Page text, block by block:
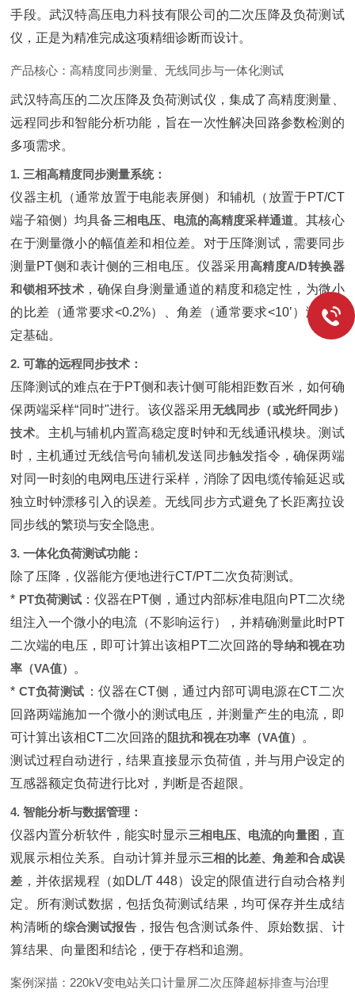
手段。武汉特高压电力科技有限公司的二次压降及负荷测试
仪，正是为精准完成这项精细诊断而设计。
产品核心：高精度同步测量、无线同步与一体化测试
武汉特高压的二次压降及负荷测试仪，集成了高精度测量、
远程同步和智能分析功能，旨在一次性解决回路参数检测的
多项需求。
1. 三相高精度同步测量系统：
仪器主机（通常放置于电能表屏侧）和辅机（放置于PT/CT
端子箱侧）均具备‌三相电压、电流的高精度采样通道‌。其核心
在于测量微小的幅值差和相位差。对于压降测试，需要同步
测量PT侧和表计侧的三相电压。仪器采用‌ 高精度A/D转换器
和锁相环技术 ‌，确保自身测量通道的精度和稳定性，为微小
的比差（通常要求<0.2%）、角差（通常要求<10’）测量奠
定基础。
2. 可靠的远程同步技术：
压降测试的难点在于PT侧和表计侧可能相距数百米，如何确
保两端采样“同时"进行。该仪器采用‌ 无线同步（或光纤同步）
技术‌。主机与辅机内置高稳定度时钟和无线通讯模块。测试
时，主机通过无线信号向辅机发送同步触发指令，确保两端
对同一时刻的电网电压进行采样，消除了因电缆传输延迟或
独立时钟漂移引入的误差。无线同步方式避免了长距离拉设
同步线的繁琐与安全隐患。
3. 一体化负荷测试功能：
除了压降，仪器能方便地进行CT/PT二次负荷测试。
* ‌ PT负荷测试‌：仪器在PT侧，通过内部标准电阻向PT二次绕
组注入一个微小的电流（不影响运行），并精确测量此时PT
二次端的电压，即可计算出该相PT二次回路的‌导纳和视在功
率（VA值） ‌。
* ‌CT负荷测试 ‌：仪器在CT侧，通过内部可调电源在CT二次
回路两端施加一个微小的测试电压，并测量产生的电流，即
可计算出该相CT二次回路的‌阻抗和视在功率（VA值） ‌。
测试过程自动进行，结果直接显示负荷值，并与用户设定的
互感器额定负荷进行比对，判断是否超限。
4. 智能分析与数据管理：
仪器内置分析软件，能实时显示‌三相电压、电流的向量图 ‌，直
观展示相位关系。自动计算并显示‌三相的比差、角差和合成误
差 ‌，并依据规程（如DL/T 448）设定的限值进行自动合格判
定。所有测试数据，包括负荷测试结果，均可保存并生成结
构清晰的‌综合测试报告‌，报告包含测试条件、原始数据、计
算结果、向量图和结论，便于存档和追溯。
案例深描：220kV变电站关口计量屏二次压降超标排查与治理